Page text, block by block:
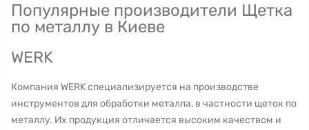
Популярные производители Щетка
по металлу в Киеве
WERK
Компания WERK специализируется на производстве
инструментов для обработки металла, в частности щеток по
металлу. Их продукция отличается высоким качеством и